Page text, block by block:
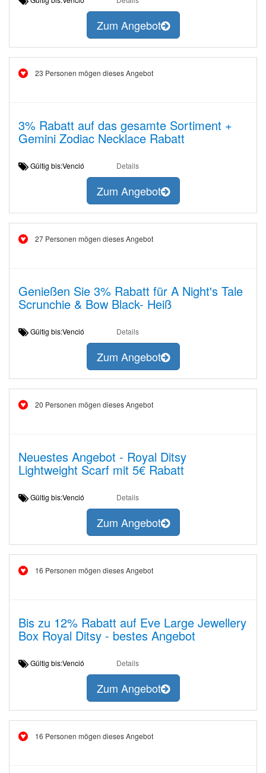
Zum Angebot
23 Personen mögen dieses Angebot
3% Rabatt auf das gesamte Sortiment +
Gemini Zodiac Necklace Rabatt
Gültig bis:Venció Details
Zum Angebot
27 Personen mögen dieses Angebot
Genießen Sie 3% Rabatt für A Night's Tale
Scrunchie & Bow Black- Heiß
Gültig bis:Venció Details
Zum Angebot
20 Personen mögen dieses Angebot
Neuestes Angebot - Royal Ditsy
Lightweight Scarf mit 5€ Rabatt
Gültig bis:Venció Details
Zum Angebot
16 Personen mögen dieses Angebot
Bis zu 12% Rabatt auf Eve Large Jewellery
Box Royal Ditsy - bestes Angebot
Gültig bis:Venció Details
Zum Angebot
16 Personen mögen dieses Angebot